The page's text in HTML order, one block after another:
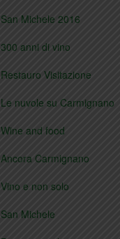
San Michele 2016
300 anni di vino
Restauro Visitazione
Le nuvole su Carmignano
Wine and food
Ancora Carmignano
Vino e non solo
San Michele